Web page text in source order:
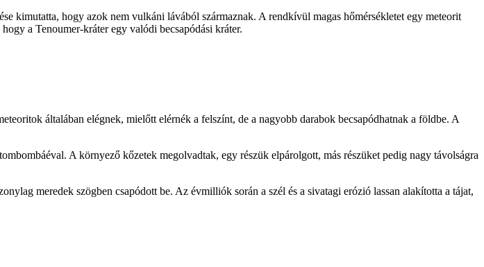
kimutatta, hogy azok nem vulkáni lávából származnak. A rendkívül magas hőmérsékletet egy meteorit
a Tenoumer-kráter egy valódi becsapódási kráter.
általában elégnek, mielőtt elérnék a felszínt, de a nagyobb darabok becsapódhatnak a földbe. A
A környező kőzetek megolvadtak, egy részük elpárolgott, más részüket pedig nagy távolságra
meredek szögben csapódott be. Az évmilliók során a szél és a sivatagi erózió lassan alakította a tájat,